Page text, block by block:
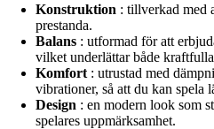
Konstruktion : tillverkad med
prestanda.
Balans : utformad för att
vilket underlättar både
Komfort : utrustad med
vibrationer, så att du kan spela
Design : en modern look som
spelares uppmärksamhet.